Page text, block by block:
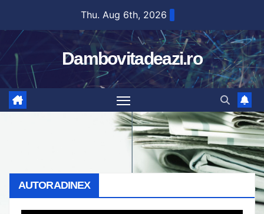
content
Thu. Aug 6th, 2026
Dambovitadeazi.ro
AUTORADINEX